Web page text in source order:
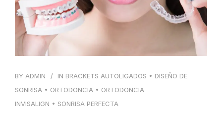
BY ADMIN IN BRACKETS AUTOLIGADOS • DISEÑO DE
SONRISA • ORTODONCIA • ORTODONCIA
INVISALIGN • SONRISA PERFECTA